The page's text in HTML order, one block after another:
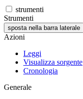
strumenti
Strumenti
sposta nella barra laterale
Azioni
Leggi
Visualizza sorgente
Cronologia
Generale